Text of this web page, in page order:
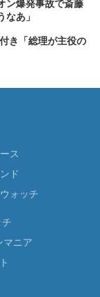
ン爆発事故で斎藤
あ」
き「総理が主役の
ス
ド
ォッチ
マニア